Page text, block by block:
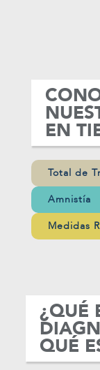
EN
Total de
Amnistía
Medidas
¿QUÉ
QUÉ